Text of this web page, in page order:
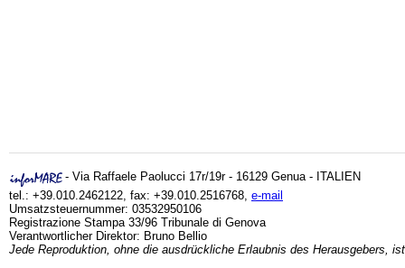
- Via Raffaele Paolucci 17r/19r - 16129 Genua - ITALIEN
tel.: +39.010.2462122, fax: +39.010.2516768, e-mail
Umsatzsteuernummer: 03532950106
Registrazione Stampa 33/96 Tribunale di Genova
Verantwortlicher Direktor: Bruno Bellio
Jede Reproduktion, ohne die ausdrückliche Erlaubnis des Herausgebers,